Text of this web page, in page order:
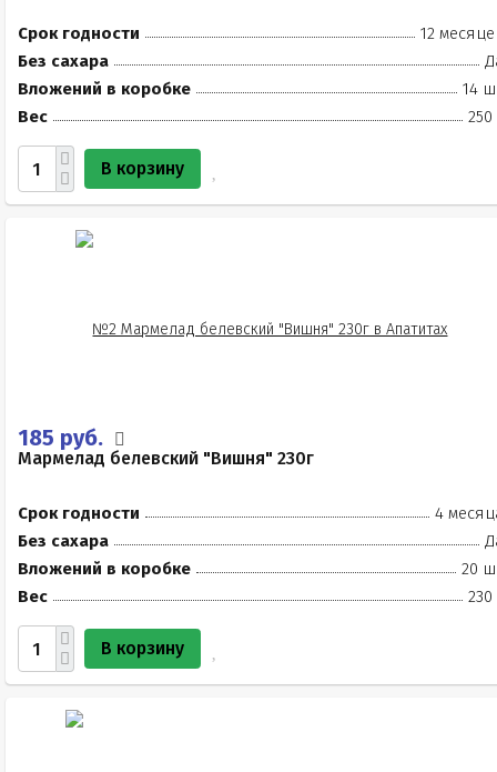
Срок годности
12
Без сахара
Вложений в коробке
14
Вес
250
В корзину
185 руб.
Мармелад белевский "Вишня" 230г
Срок годности
4
Без сахара
Вложений в коробке
20
Вес
230
В корзину